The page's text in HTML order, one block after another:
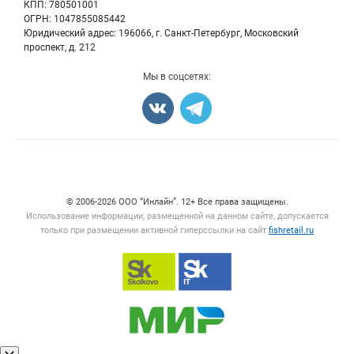
КПП: 780501001
ОГРН: 1047855085442
Юридический адрес: 196066, г. Санкт-Петербург, Московский
проспект, д. 212
Блог
Мы в соцсетях:
© 2006‑2026 ООО “Инлайн”. 12+ Все права защищены.
Использование информации, размещенной на данном сайте, допускается
только при размещении активной гиперссылки на сайт fishretail.ru